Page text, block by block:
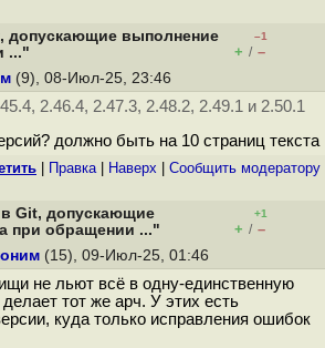
допускающие выполнение
..."
–1
+ / –
(9), 08-Июл-25, 23:46
2.46.4, 2.47.3, 2.48.2, 2.49.1 и 2.50.1
должно быть на 10 страниц текста
Правка| Наверх Cообщить модератору
Git, допускающие
при обращении ..."
+1
+ / –
(15), 09-Июл-25, 01:46
не льют всё в одну-единственную
делает тот же арч. У этих есть
куда только исправления ошибок